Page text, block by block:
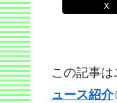
X
この記事
ュース紹介